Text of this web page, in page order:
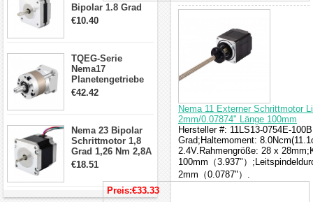
Bipolar 1.8 Grad
8.7Ncm 1A 3.5V 4
€10.40
TQEG-Serie
Nema17
Planetengetriebe
10:1 Spiel 15Arc-
€42.42
Nema 23 Bipolar
Schrittmotor 1,8
Grad 1,26 Nm 2,8A
2,5V 4 Drähte
Schrittmotor
€18.51
Nema 11 Externer Schrittmotor
2mm/0.07874" Länge 100mm
Hersteller #: 11LS13-0754E-
Grad;Haltemoment:
2.4V.Rahmengröße: 28 x
100mm（3.937"）
2mm（0.0787"）.
Preis:€33.33